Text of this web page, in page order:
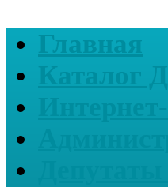
Главная
Каталог